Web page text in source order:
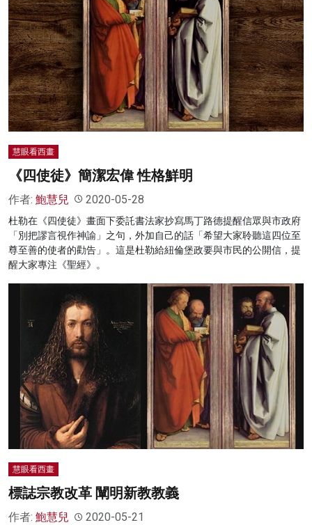
慧眼看西畫
《四使徒》簡潔宏偉 性格鮮明
作者: 鮑慧兒 2020-05-28
杜勒在《四使徒》畫面下委託書法家抄寫馬丁路德提醒信眾與市政府
「別把謬言視作神諭」之句，外加自己的話「希望大家聆聽這四位至
尊至善的使者的勸告」。這是杜勒給紐倫堡政要與市民的公開信，提
醒大家專注《聖經》。
慧眼看西畫
標誌宗教改革 闡明新教教義
作者: 鮑慧兒 2020-05-21